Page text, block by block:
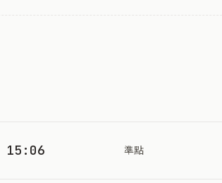
15:06 準點